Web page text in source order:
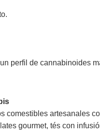
perfil de cannabinoides
comestibles artesanales
gourmet, tés con